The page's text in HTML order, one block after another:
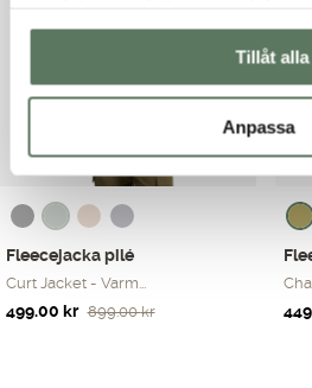
Tillåt alla
Anpassa
Fleecejacka pilé
Curt Jacket - Varm...
899.00kr
Det
499.00 kr
Det
Det
Det